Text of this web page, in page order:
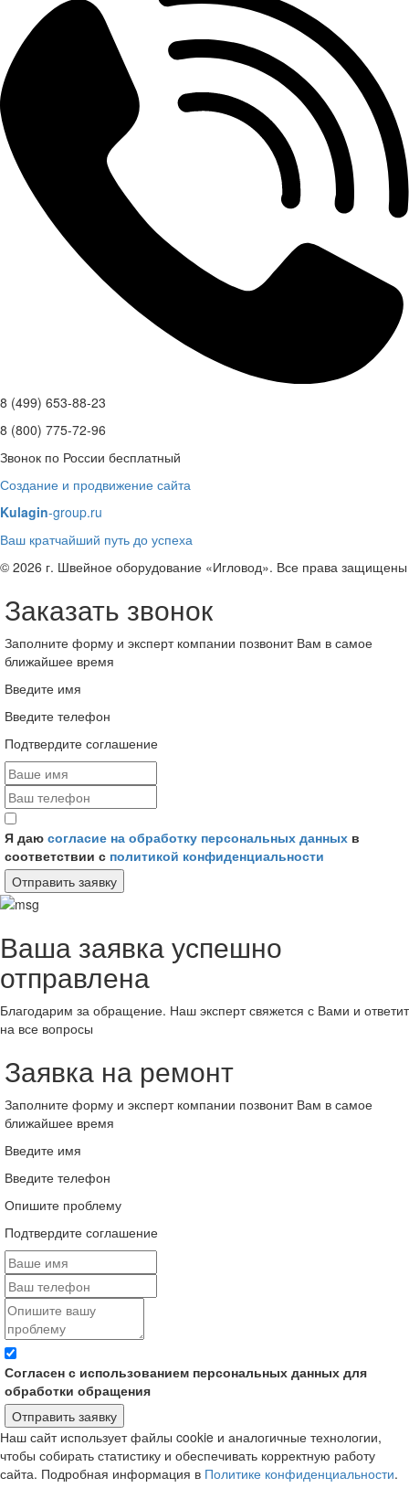
8 (499) 653-88-23
8 (800) 775-72-96
Звонок по России бесплатный
Создание и продвижение сайта
Kulagin-group.ru
Ваш кратчайший путь до успеха
© 2026 г. Швейное оборудование «Игловод». Все права защищены
Заказать звонок
Заполните форму и эксперт компании позвонит Вам в самое
ближайшее время
Введите имя
Введите телефон
Подтвердите соглашение
Я даю согласие на обработку персональных данных в
соответствии с политикой конфиденциальности
Отправить заявку
Ваша заявка успешно
отправлена
Благодарим за обращение. Наш эксперт свяжется с Вами и ответит
на все вопросы
Заявка на ремонт
Заполните форму и эксперт компании позвонит Вам в самое
ближайшее время
Введите имя
Введите телефон
Опишите проблему
Подтвердите соглашение
Согласен с использованием персональных данных для
обработки обращения
Отправить заявку
Наш сайт использует файлы cookie и аналогичные технологии,
чтобы собирать статистику и обеспечивать корректную работу
сайта. Подробная информация в Политике конфиденциальности.